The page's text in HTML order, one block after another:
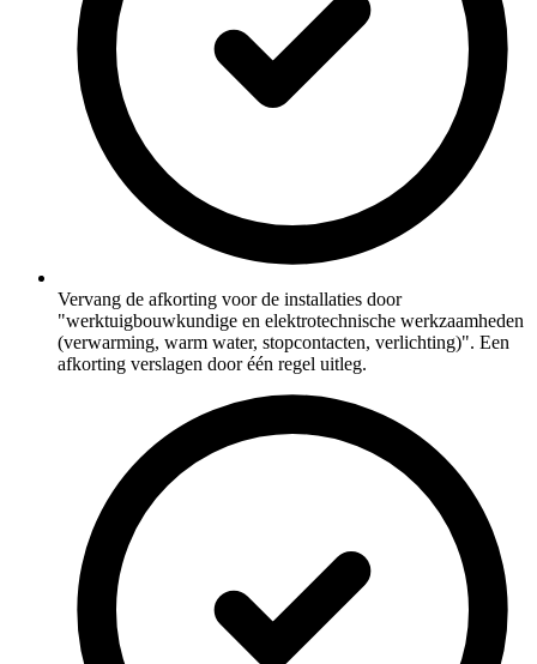
Vervang de afkorting voor de installaties door
"werktuigbouwkundige en elektrotechnische werkzaamheden
(verwarming, warm water, stopcontacten, verlichting)". Een
afkorting verslagen door één regel uitleg.